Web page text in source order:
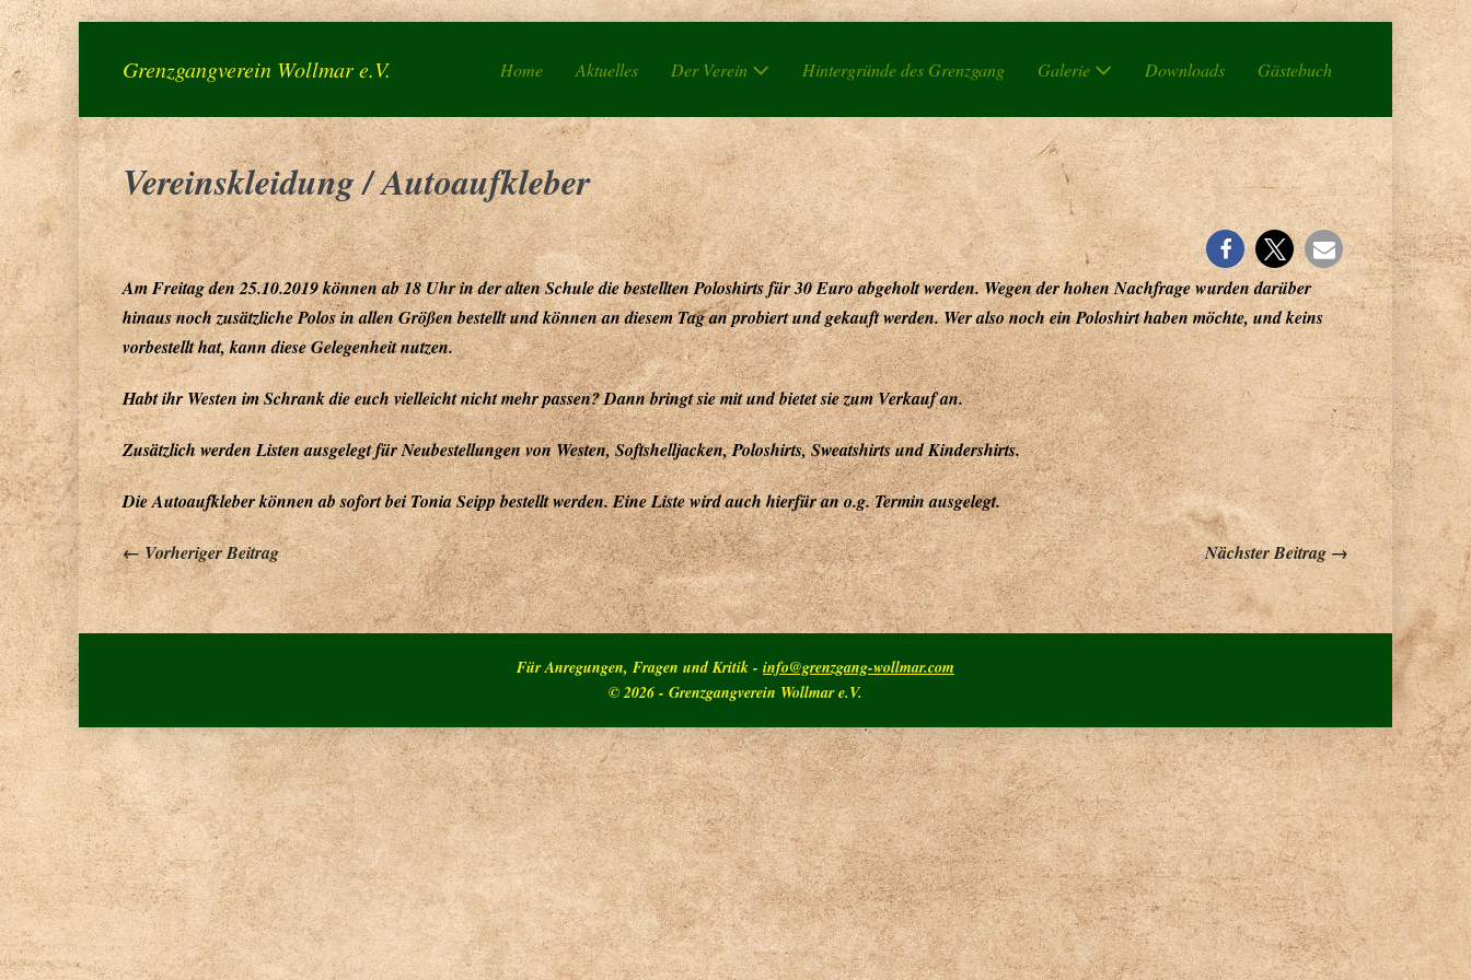
Zum
Inhalt
springen
Grenzgangverein Wollmar e.V. Home Aktuelles Der Verein Hintergründe des Grenzgang Galerie Downloads Gästebuch
Vereinskleidung / Autoaufkleber
Am Freitag den 25.10.2019 können ab 18 Uhr in der alten Schule die bestellten Poloshirts für 30 Euro abgeholt werden. Wegen der hohen Nachfrage wurden darüber
hinaus noch zusätzliche Polos in allen Größen bestellt und können an diesem Tag an probiert und gekauft werden. Wer also noch ein Poloshirt haben möchte, und keins
vorbestellt hat, kann diese Gelegenheit nutzen.
Habt ihr Westen im Schrank die euch vielleicht nicht mehr passen? Dann bringt sie mit und bietet sie zum Verkauf an.
Zusätzlich werden Listen ausgelegt für Neubestellungen von Westen, Softshelljacken, Poloshirts, Sweatshirts und Kindershirts.
Die Autoaufkleber können ab sofort bei Tonia Seipp bestellt werden. Eine Liste wird auch hierfür an o.g. Termin ausgelegt.
Beitragsnavigation
← Vorheriger Beitrag Nächster Beitrag →
Für Anregungen, Fragen und Kritik - info@grenzgang-wollmar.com
© 2026 - Grenzgangverein Wollmar e.V.